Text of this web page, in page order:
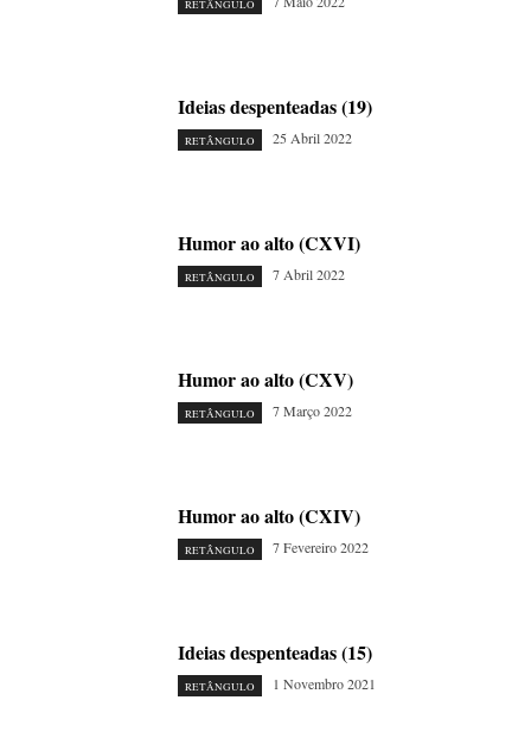
RETÂNGULO
Ideias despenteadas (19)
RETÂNGULO 25 Abril 2022
Humor ao alto (CXVI)
RETÂNGULO 7 Abril 2022
Humor ao alto (CXV)
RETÂNGULO 7 Março 2022
Humor ao alto (CXIV)
RETÂNGULO 7 Fevereiro 2022
Ideias despenteadas (15)
RETÂNGULO 1 Novembro 2021